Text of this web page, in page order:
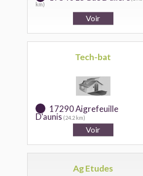
km)
Tech-bat
17290 Aigrefeuille
D'aunis (24.2 km)
Ag Etudes